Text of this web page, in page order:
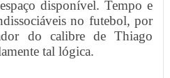
disponível. Tempo e
no futebol, por
do calibre de Thiago
tal lógica.